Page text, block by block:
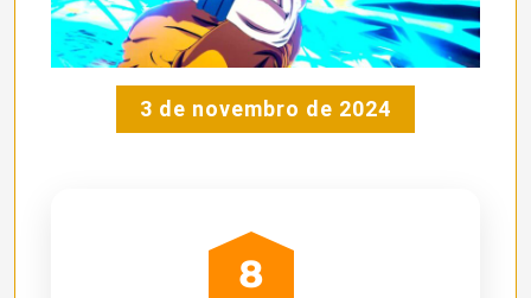
3 de novembro de 2024
8